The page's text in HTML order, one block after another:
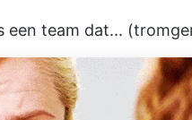
een team dat...